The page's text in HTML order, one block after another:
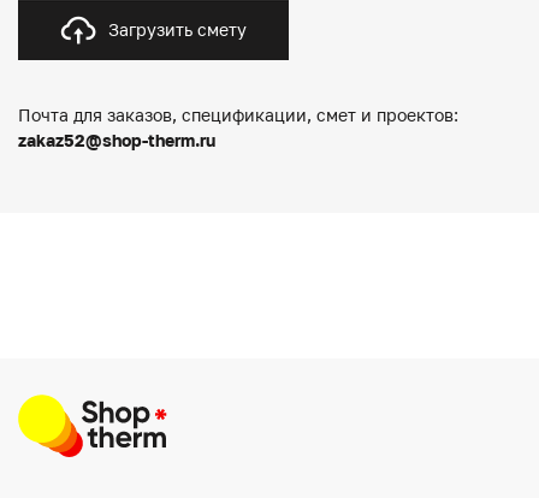
Загрузить смету
Почта для заказов, спецификации, смет и проектов:
zakaz52@shop-therm.ru